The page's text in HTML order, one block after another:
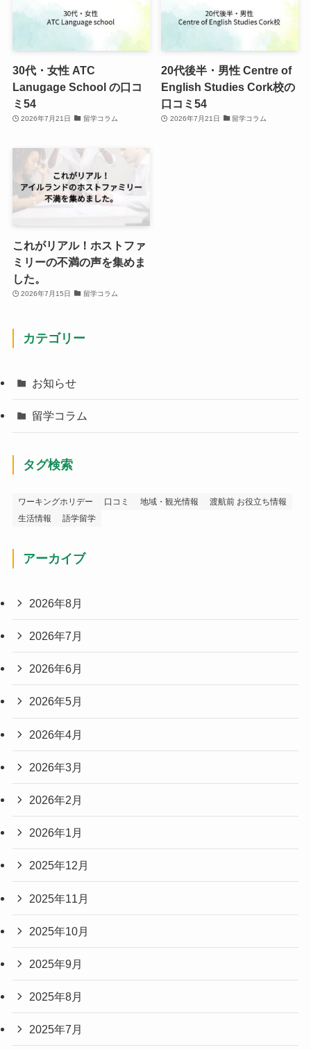
30代・女性 ATC
Lanugage School の口コ
ミ54
2026年7月21日 留学コラム
20代後半・男性 Centre of
English Studies Cork校の
口コミ54
2026年7月21日 留学コラム
これがリアル！ホストファ
ミリーの不満の声を集めま
した。
2026年7月15日 留学コラム
カテゴリー
お知らせ
留学コラム
タグ検索
ワーキングホリデー 口コミ 地域・観光情報
渡航前 お役立ち情報
生活情報
語学留学
アーカイブ
2026年8月
2026年7月
2026年6月
2026年5月
2026年4月
2026年3月
2026年2月
2026年1月
2025年12月
2025年11月
2025年10月
2025年9月
2025年8月
2025年7月